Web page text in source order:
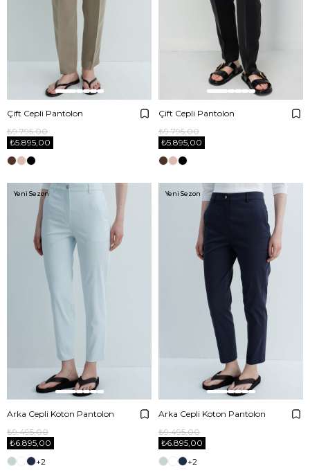
Çift Cepli Pantolon
₺5.895,00
₺9.795,00
Çift Cepli Pantolon
₺5.895,00
₺9.795,00
Arka Cepli Koton Pantolon
₺6.895,00
₺9.495,00
+2
Yeni Sezon
Arka Cepli Koton Pantolon
₺6.895,00
₺9.495,00
+2
Yeni Sezon